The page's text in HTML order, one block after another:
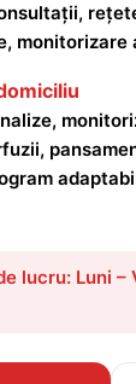
monitorizare
lucru: Luni